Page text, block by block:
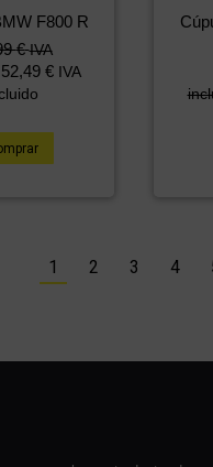
F800 R
€ IVA
52,49 € IVA
1 2 3 4